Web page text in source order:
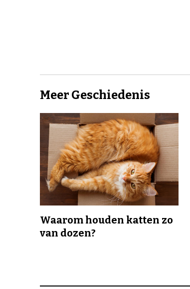
Meer Geschiedenis
Waarom houden katten zo
van dozen?